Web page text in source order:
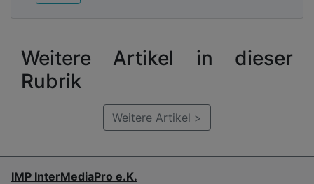
Weitere Artikel in dieser
Rubrik
Weitere Artikel >
IMP InterMediaPro e.K.